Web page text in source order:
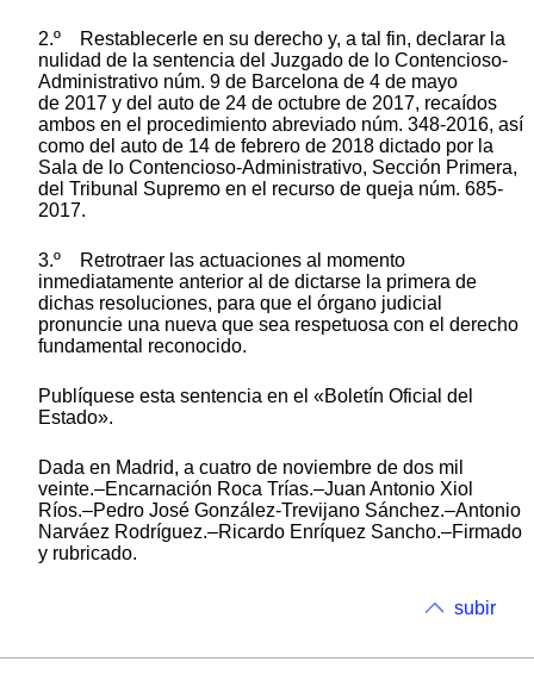
2.º Restablecerle en su derecho y, a tal fin, declarar la
nulidad de la sentencia del Juzgado de lo Contencioso-
Administrativo núm. 9 de Barcelona de 4 de mayo
de 2017 y del auto de 24 de octubre de 2017, recaídos
ambos en el procedimiento abreviado núm. 348-2016, así
como del auto de 14 de febrero de 2018 dictado por la
Sala de lo Contencioso-Administrativo, Sección Primera,
del Tribunal Supremo en el recurso de queja núm. 685-
2017.
3.º Retrotraer las actuaciones al momento
inmediatamente anterior al de dictarse la primera de
dichas resoluciones, para que el órgano judicial
pronuncie una nueva que sea respetuosa con el derecho
fundamental reconocido.
Publíquese esta sentencia en el «Boletín Oficial del
Estado».
Dada en Madrid, a cuatro de noviembre de dos mil
veinte.–Encarnación Roca Trías.–Juan Antonio Xiol
Ríos.–Pedro José González-Trevijano Sánchez.–Antonio
Narváez Rodríguez.–Ricardo Enríquez Sancho.–Firmado
y rubricado.
subir